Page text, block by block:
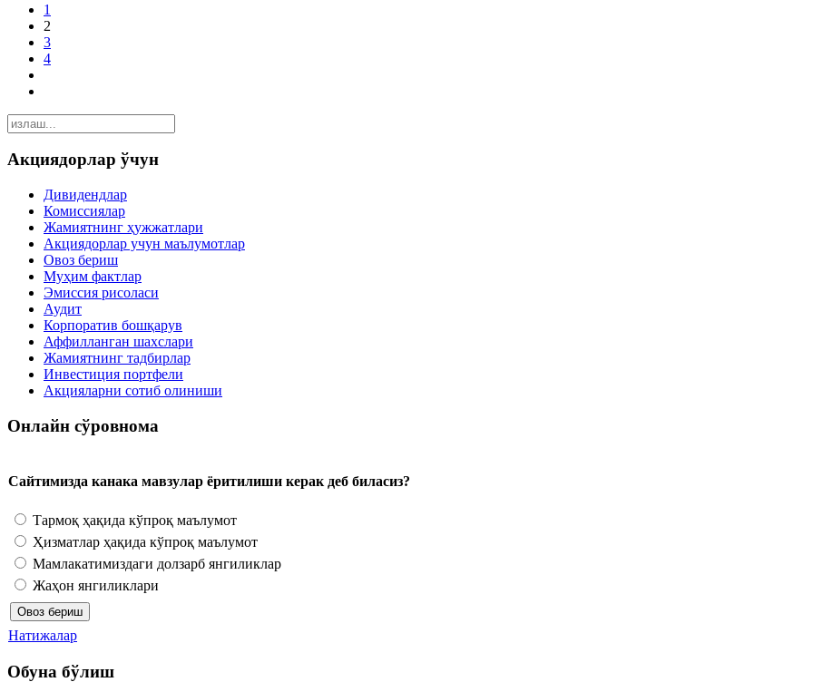
1
2
3
4
Акциядорлар ўчун
Дивидендлар
Комиссиялар
Жамиятнинг ҳужжатлари
Акциядорлар учун маълумотлар
Овоз бериш
Муҳим фактлар
Эмиссия рисоласи
Аудит
Корпоратив бошқарув
Аффилланган шахслари
Жамиятнинг тадбирлар
Инвестиция портфели
Акцияларни сотиб олиниши
Онлайн сўровнома
Сайтимизда канака мавзулар ёритилиши керак деб биласиз?
Тармоқ ҳақида кўпроқ маълумот
Ҳизматлар ҳақида кўпроқ маълумот
Мамлакатимиздаги долзарб янгиликлар
Жаҳон янгиликлари
Натижалар
Обуна бўлиш